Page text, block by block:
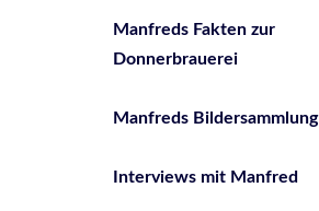
Manfreds Fakten zur
Donnerbrauerei
Manfreds Bildersammlung
Interviews mit Manfred